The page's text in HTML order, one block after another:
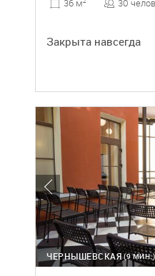
36 м 30
Закрыта навсегда
(9 МИН.)
ЧЕРНЫШЕВСКАЯ